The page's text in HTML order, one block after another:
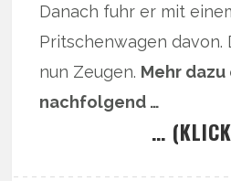
Danach fuhr er mit
Pritschenwagen davon.
nun Zeugen. Mehr
nachfolgend …
…